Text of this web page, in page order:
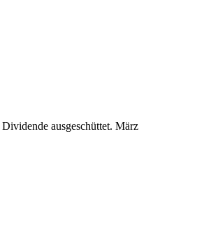
Dividende ausgeschüttet. März